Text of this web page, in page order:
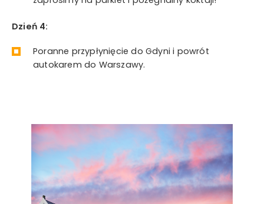
Dzień 4:
Poranne przypłynięcie do Gdyni i powrót
autokarem do Warszawy.